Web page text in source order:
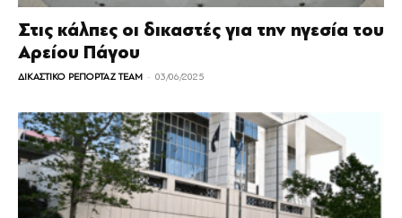
Στις κάλπες οι δικαστές για την ηγεσία του
Αρείου Πάγου
ΔΙΚΑΣΤΙΚΟ ΡΕΠΟΡΤΑΖ TEAM - 03/06/2025